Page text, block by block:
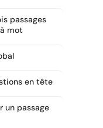
passages
mot
en tête
un passage